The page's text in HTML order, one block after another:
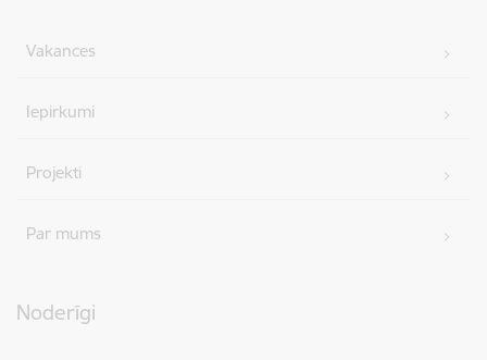
Vakances
Iepirkumi
Projekti
Par mums
Noderīgi